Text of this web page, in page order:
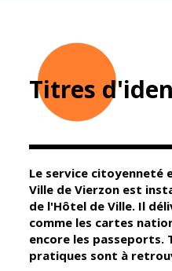
Mairie
Élus
Conseil
Municipal
Services de la
Titres
Le service citoyenneté
Ville de Vierzon est
de l'Hôtel de Ville. Il
comme les cartes
encore les passeports.
pratiques sont à